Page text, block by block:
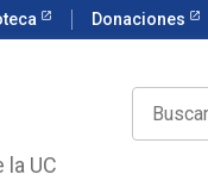
Donaciones
UC